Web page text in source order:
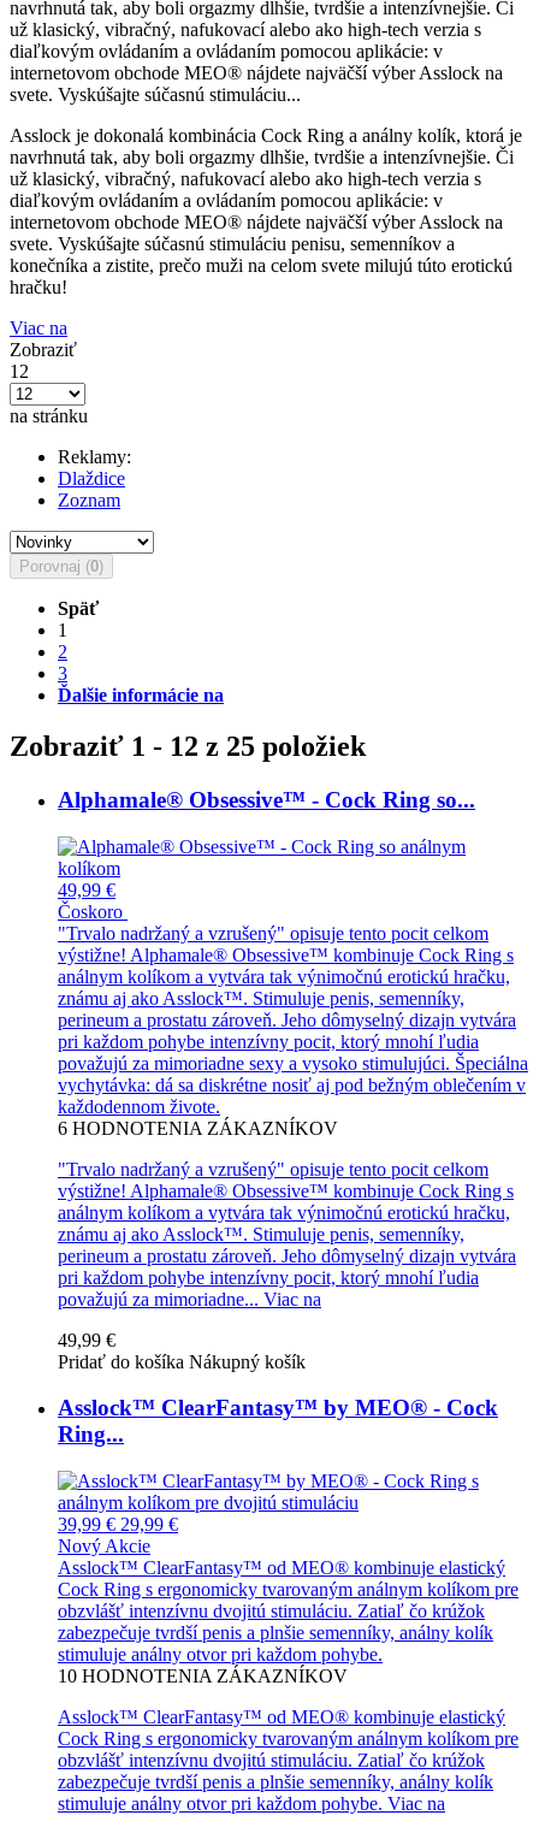
navrhnutá tak, aby boli orgazmy dlhšie, tvrdšie a intenzívnejšie. Či
už klasický, vibračný, nafukovací alebo ako high-tech verzia s
diaľkovým ovládaním a ovládaním pomocou aplikácie: v
internetovom obchode MEO® nájdete najväčší výber Asslock na
svete. Vyskúšajte súčasnú stimuláciu...
Asslock je dokonalá kombinácia Cock Ring a análny kolík, ktorá je
navrhnutá tak, aby boli orgazmy dlhšie, tvrdšie a intenzívnejšie. Či
už klasický, vibračný, nafukovací alebo ako high-tech verzia s
diaľkovým ovládaním a ovládaním pomocou aplikácie: v
internetovom obchode MEO® nájdete najväčší výber Asslock na
svete. Vyskúšajte súčasnú stimuláciu penisu, semenníkov a
konečníka a zistite, prečo muži na celom svete milujú túto erotickú
hračku!
Viac na
Zobraziť
12
na stránku
Reklamy:
Dlaždice
Zoznam
Porovnaj (0)
Späť
1
2
3
Ďalšie informácie na
Zobraziť 1 - 12 z 25 položiek
Alphamale® Obsessive™ - Cock Ring so...
49,99 €
Čoskoro
"Trvalo nadržaný a vzrušený" opisuje tento pocit celkom
výstižne! Alphamale® Obsessive™ kombinuje Cock Ring s
análnym kolíkom a vytvára tak výnimočnú erotickú hračku,
známu aj ako Asslock™. Stimuluje penis, semenníky,
perineum a prostatu zároveň. Jeho dômyselný dizajn vytvára
pri každom pohybe intenzívny pocit, ktorý mnohí ľudia
považujú za mimoriadne sexy a vysoko stimulujúci. Špeciálna
vychytávka: dá sa diskrétne nosiť aj pod bežným oblečením v
každodennom živote.
6 HODNOTENIA ZÁKAZNÍKOV
"Trvalo nadržaný a vzrušený" opisuje tento pocit celkom
výstižne! Alphamale® Obsessive™ kombinuje Cock Ring s
análnym kolíkom a vytvára tak výnimočnú erotickú hračku,
známu aj ako Asslock™. Stimuluje penis, semenníky,
perineum a prostatu zároveň. Jeho dômyselný dizajn vytvára
pri každom pohybe intenzívny pocit, ktorý mnohí ľudia
považujú za mimoriadne... Viac na
49,99 €
Pridať do košíka Nákupný košík
Asslock™ ClearFantasy™ by MEO® - Cock
Ring...
39,99 € 29,99 €
Nový Akcie
Asslock™ ClearFantasy™ od MEO® kombinuje elastický
Cock Ring s ergonomicky tvarovaným análnym kolíkom pre
obzvlášť intenzívnu dvojitú stimuláciu. Zatiaľ čo krúžok
zabezpečuje tvrdší penis a plnšie semenníky, análny kolík
stimuluje análny otvor pri každom pohybe.
10 HODNOTENIA ZÁKAZNÍKOV
Asslock™ ClearFantasy™ od MEO® kombinuje elastický
Cock Ring s ergonomicky tvarovaným análnym kolíkom pre
obzvlášť intenzívnu dvojitú stimuláciu. Zatiaľ čo krúžok
zabezpečuje tvrdší penis a plnšie semenníky, análny kolík
stimuluje análny otvor pri každom pohybe. Viac na